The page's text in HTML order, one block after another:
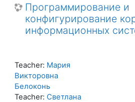
Программирование и
конфигурирование
информационных
Teacher: Мария
Викторовна
Белоконь
Teacher: Светлана